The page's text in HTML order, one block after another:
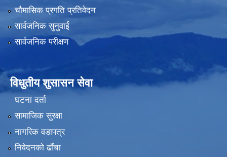
चौमासिक प्रगति प्रतिवेदन
सार्वजनिक सुनुवाई
सार्वजनिक परीक्षण
विधुतीय शुसासन सेवा
घटना दर्ता
सामाजिक सुरक्षा
नागरिक वडापत्र
निवेदनको ढाँचा